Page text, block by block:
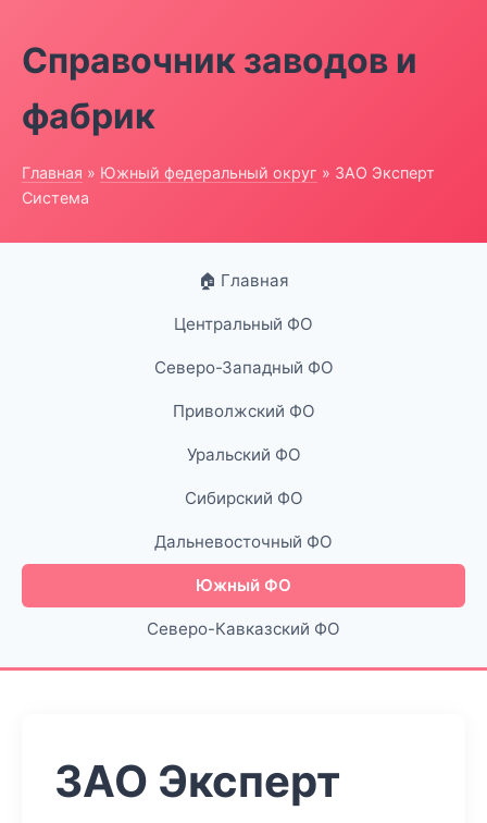
Справочник заводов и
фабрик
Главная » Южный федеральный округ » ЗАО Эксперт
Система
🏠 Главная
Центральный ФО
Северо-Западный ФО
Приволжский ФО
Уральский ФО
Сибирский ФО
Дальневосточный ФО
Южный ФО
Северо-Кавказский ФО
ЗАО Эксперт